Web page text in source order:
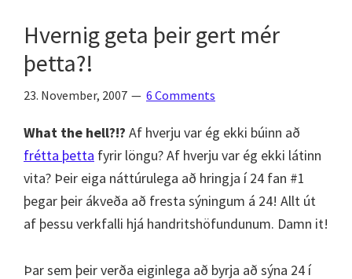
Hvernig geta þeir gert mér
þetta?!
23. November, 2007 6 Comments
What the hell?!? Af hverju var ég ekki búinn að
frétta þetta fyrir löngu? Af hverju var ég ekki látinn
vita? Þeir eiga náttúrulega að hringja í 24 fan #1
þegar þeir ákveða að fresta sýningum á 24! Allt út
af þessu verkfalli hjá handritshöfundunum. Damn it!
Þar sem þeir verða eiginlega að byrja að sýna 24 í